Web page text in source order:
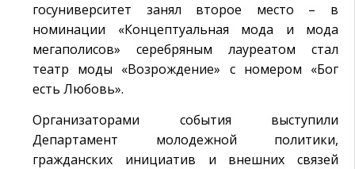
госуниверситет занял второе место – в
номинации «Концептуальная мода и мода
мегаполисов» серебряным лауреатом стал
театр моды «Возрождение» с номером «Бог
есть Любовь».
Организаторами события выступили
Департамент молодежной политики,
гражданских инициатив и внешних связей